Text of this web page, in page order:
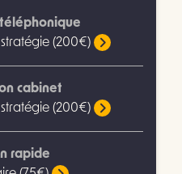
(200€)
cabinet
(200€)
rapide